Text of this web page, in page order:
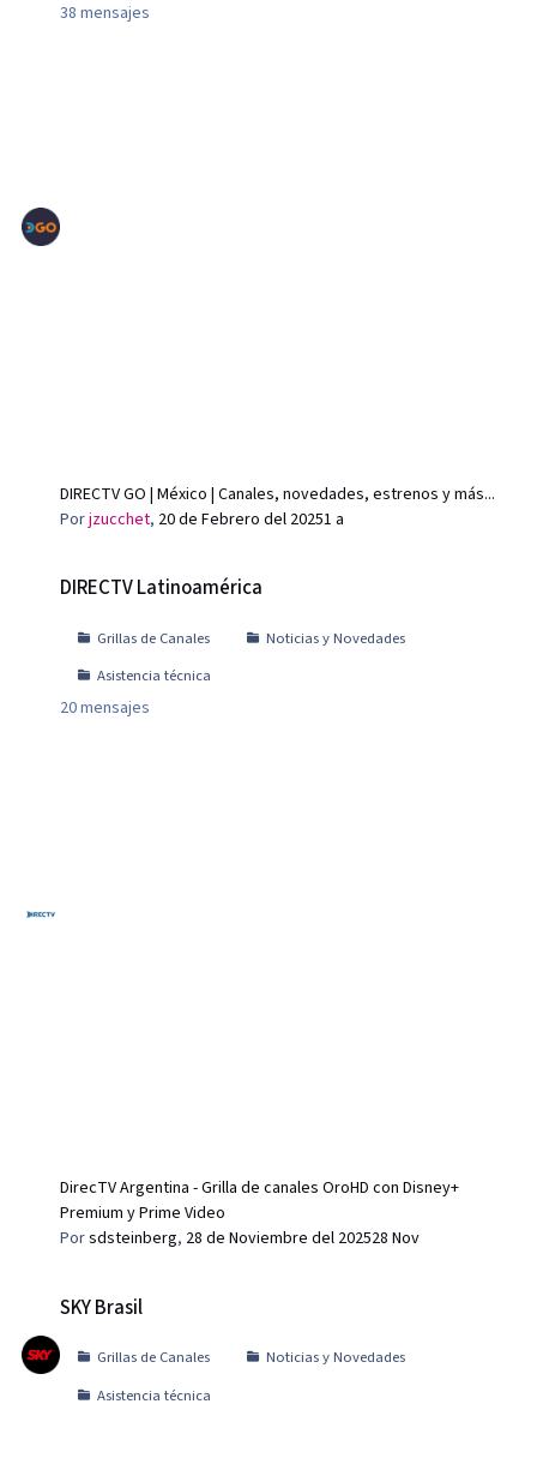
38 mensajes
DIRECTV GO | México | Canales, novedades, estrenos y más...
Porjzucchet, 20 de Febrero del 20251 a
DIRECTV Latinoamérica
Grillas de Canales
Noticias y Novedades
Asistencia técnica
20mensajes
DirecTV Argentina - Grilla de canales OroHD con Disney+
Premium y Prime Video
Porsdsteinberg, 28 de Noviembre del 202528 Nov
SKY Brasil
Grillas de Canales
Noticias y Novedades
Asistencia técnica